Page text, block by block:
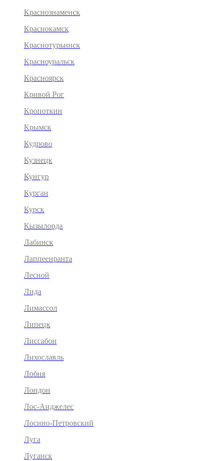
Краснознаменск
Краснокамск
Краснотурьинск
Красноуральск
Красноярск
Кривой Рог
Кропоткин
Крымск
Кудрово
Кузнецк
Кунгур
Курган
Курск
Кызылорда
Лабинск
Лаппеенранта
Лесной
Лида
Лимассол
Липецк
Лиссабон
Лихославль
Лобня
Лондон
Лос-Анджелес
Лосино-Петровский
Луга
Луганск